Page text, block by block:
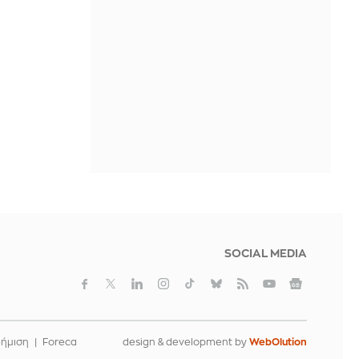
SOCIAL MEDIA
Foreca design & development by WebOlution